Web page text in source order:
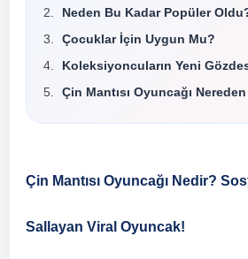
Neden Bu Kadar Popüler
Çocuklar İçin Uygun Mu?
Koleksiyoncuların Yeni
Çin Mantısı Oyuncağı Nereden
Çin Mantısı Oyuncağı Nedir?
Sallayan Viral Oyuncak!